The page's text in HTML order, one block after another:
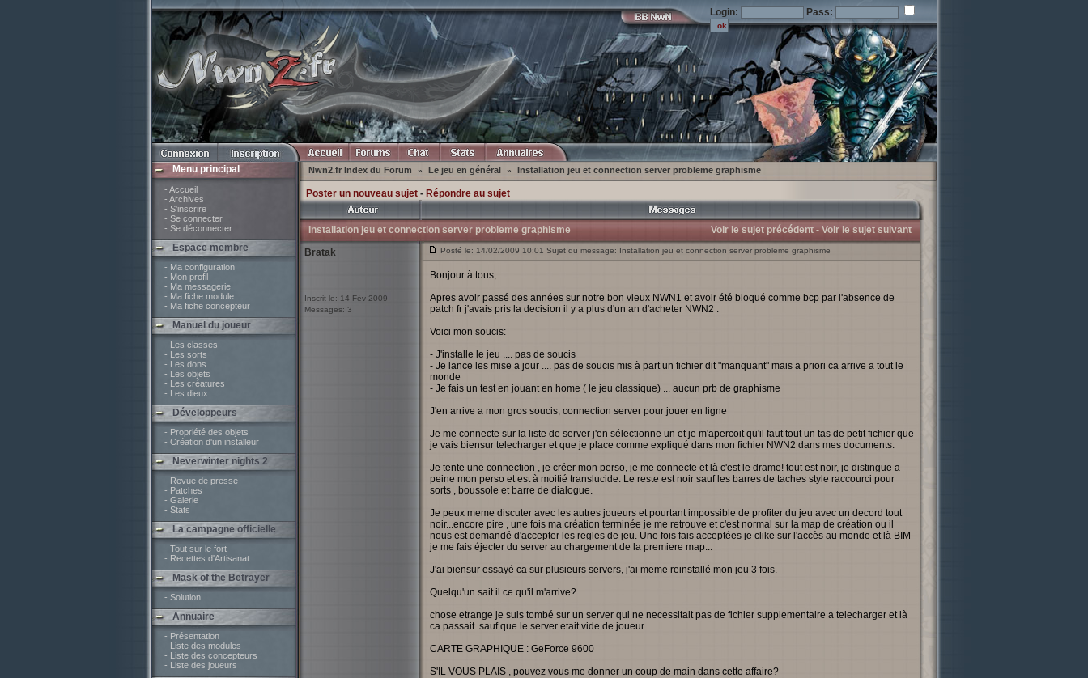
Login: Pass:
Menu principal
- Accueil
- Archives
- S'inscrire
- Se connecter
- Se déconnecter
Espace membre
- Ma configuration
- Mon profil
- Ma messagerie
- Ma fiche module
- Ma fiche concepteur
Manuel du joueur
- Les classes
- Les sorts
- Les dons
- Les objets
- Les créatures
- Les dieux
Développeurs
- Propriété des objets
- Création d'un installeur
Neverwinter nights 2
- Revue de presse
- Patches
- Galerie
- Stats
La campagne officielle
- Tout sur le fort
- Recettes d'Artisanat
Mask of the Betrayer
- Solution
Annuaire
- Présentation
- Liste des modules
- Liste des concepteurs
- Liste des joueurs
Nwn2.fr Index du Forum » Le jeu en général » Installation jeu et connection server probleme graphisme
Poster un nouveau sujet- Répondre au sujet
Installation jeu et connection server probleme graphisme Voir le sujet précédent - Voir le sujet suivant
Bratak
Inscrit le: 14 Fév 2009
Messages: 3
Posté le: 14/02/2009 10:01 Sujet du message: Installation jeu et connection server probleme graphisme
Bonjour à tous,
Apres avoir passé des années sur notre bon vieux NWN1 et avoir été bloqué comme bcp par l'absence de
patch fr j'avais pris la decision il y a plus d'un an d'acheter NWN2 .
Voici mon soucis:
- J'installe le jeu .... pas de soucis
- Je lance les mise a jour .... pas de soucis mis à part un fichier dit "manquant" mais a priori ca arrive a tout le
monde
- Je fais un test en jouant en home ( le jeu classique) ... aucun prb de graphisme
J'en arrive a mon gros soucis, connection server pour jouer en ligne
Je me connecte sur la liste de server j'en sélectionne un et je m'apercoit qu'il faut tout un tas de petit fichier que
je vais biensur telecharger et que je place comme expliqué dans mon fichier NWN2 dans mes documents.
Je tente une connection , je créer mon perso, je me connecte et là c'est le drame! tout est noir, je distingue a
peine mon perso et est à moitié translucide. Le reste est noir sauf les barres de taches style raccourci pour
sorts , boussole et barre de dialogue.
Je peux meme discuter avec les autres joueurs et pourtant impossible de profiter du jeu avec un decord tout
noir...encore pire , une fois ma création terminée je me retrouve et c'est normal sur la map de création ou il
nous est demandé d'accepter les regles de jeu. Une fois fais acceptées je clike sur l'accès au monde et là BIM
je me fais éjecter du server au chargement de la premiere map...
J'ai biensur essayé ca sur plusieurs servers, j'ai meme reinstallé mon jeu 3 fois.
Quelqu'un sait il ce qu'il m'arrive?
chose etrange je suis tombé sur un server qui ne necessitait pas de fichier supplementaire a telecharger et là
ca passait..sauf que le server etait vide de joueur...
CARTE GRAPHIQUE : GeForce 9600
S'IL VOUS PLAIS , pouvez vous me donner un coup de main dans cette affaire?